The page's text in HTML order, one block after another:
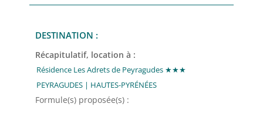
DESTINATION :
Récapitulatif, location à :
Formule(s) proposée(s) :